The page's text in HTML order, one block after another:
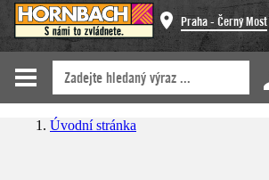
Praha - Černý Most
Úvodní stránka